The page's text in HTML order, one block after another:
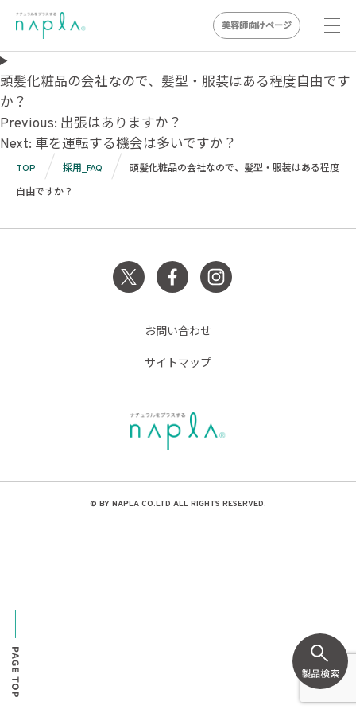
Skip
to
content
美容師向けページ
頭髪化粧品の会社なので、髪型・服装はある程度自由です
か？
投
稿
ナ
ゲ
Previous: 出張はありますか？
Next: 車を運転する機会は多いですか？
TOP 採用_FAQ
頭髪化粧品の会社なので、髪型・服装はある程度
自由ですか？
お問い合わせ
サイトマップ
© BY NAPLA CO.LTD ALL RIGHTS RESERVED.